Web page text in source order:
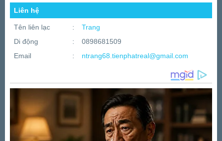
Liên hệ
Tên liên lạc :
Trang
Di động
:
0898681509
Email
: ntrang68.tienphatreal@gmail.com